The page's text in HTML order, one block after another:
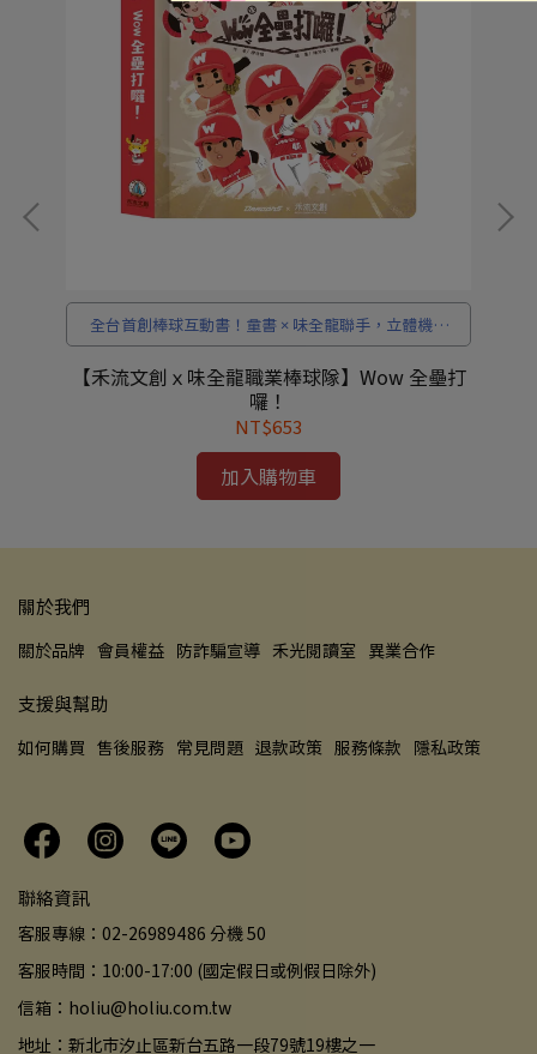
全台首創棒球互動書！童書 × 味全龍聯手，立體機關
× 音效陪孩子熱血開賽。
【禾流文創ｘ味全龍職業棒球隊】Wow 全壘打
囉！
NT$653
加入購物車
關於我們
關於品牌 會員權益 防詐騙宣導 禾光閱讀室 異業合作
支援與幫助
如何購買 售後服務 常見問題 退款政策 服務條款 隱私政策
聯絡資訊
客服專線：02-26989486 分機 50
客服時間：10:00-17:00 (國定假日或例假日除外)
信箱：holiu@holiu.com.tw
地址：新北市汐止區新台五路一段79號19樓之一